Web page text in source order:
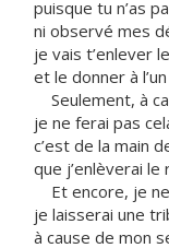
puisque tu n’as
ni observé mes
je vais t’enlever
et le donner à
Seulement, à
je ne ferai pas
c’est de la main
que j’enlèverai le
Et encore, je
je laisserai une
à cause de mon